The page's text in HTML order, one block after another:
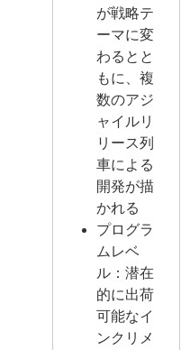
が戦略テ
ーマに変
わるとと
もに、複
数のアジ
ャイルリ
リース列
車による
開発が描
かれる
プログラ
ムレベ
ル：潜在
的に出荷
可能なイ
ンクリメ